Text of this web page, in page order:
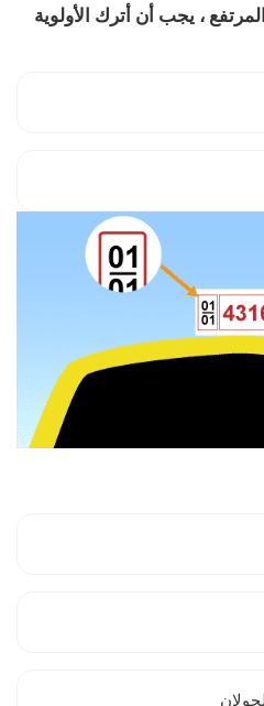
، يجب أن أترك الأولوية